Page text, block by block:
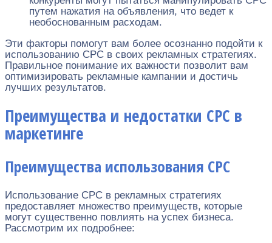
путем нажатия на объявления, что ведет к
необоснованным расходам.
Эти факторы помогут вам более осознанно подойти к
использованию CPC в своих рекламных стратегиях.
Правильное понимание их важности позволит вам
оптимизировать рекламные кампании и достичь
лучших результатов.
Преимущества и недостатки CPC в
маркетинге
Преимущества использования CPC
Использование CPC в рекламных стратегиях
предоставляет множество преимуществ, которые
могут существенно повлиять на успех бизнеса.
Рассмотрим их подробнее: